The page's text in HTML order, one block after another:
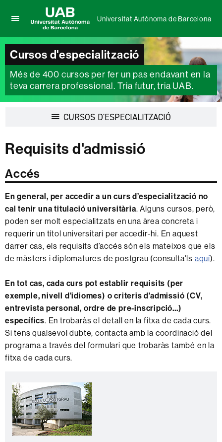
per
desplegar
el
menú
de
Universitat
Autònoma
Universitat
Autònoma
de
Barcelona
Universitat Autònoma de Barcelona
Cursos d'especialització
Més de 400 cursos per fer un pas endavant en la
teva carrera professional. Tria futur, tria UAB.
CURSOS D'ESPECIALITZACIÓDesplegar
Requisits d'admissió
Accés
En general, per accedir a un curs d’especialització no
cal tenir una titulació universitària. Alguns cursos, però,
poden ser molt especialitzats en una àrea concreta i
requerir un títol universitari per accedir-hi. En aquest
darrer cas, els requisits d’accés són els mateixos que els
de màsters i diplomatures de postgrau (consulta'ls aquí).
En tot cas, cada curs pot establir requisits (per
exemple, nivell d'idiomes) o criteris d'admissió (CV,
entrevista personal, ordre de pre-inscripció...)
específics. En trobaràs el detall en la fitxa de cada curs.
Si tens qualsevol dubte, contacta amb la coordinació del
programa a través del formulari que trobaràs també en la
fitxa de cada curs.
complementària
C
o
n
t